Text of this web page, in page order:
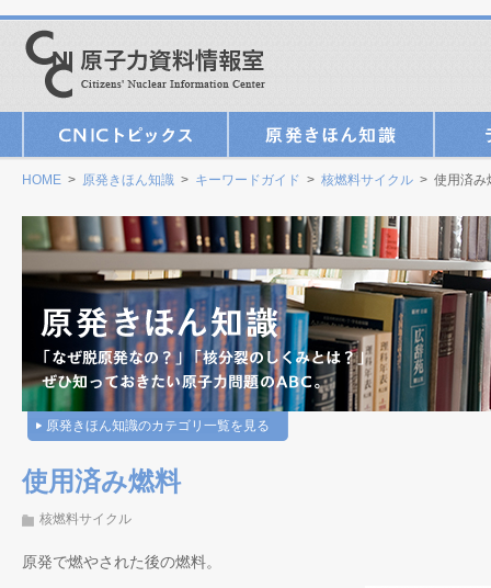
HOME > 原発きほん知識 > キーワードガイド > 核燃料サイクル > 使用済み
原発きほん知識のカテゴリ一覧を見る
使用済み燃料
核燃料サイクル
原発で燃やされた後の燃料。